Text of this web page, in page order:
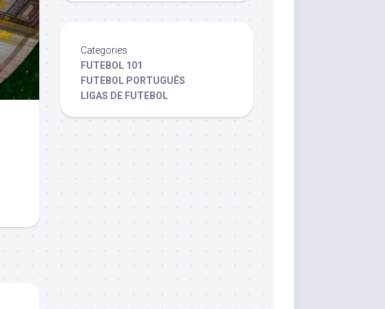
Categories
FUTEBOL 101
FUTEBOL PORTUGUÊS
LIGAS DE FUTEBOL